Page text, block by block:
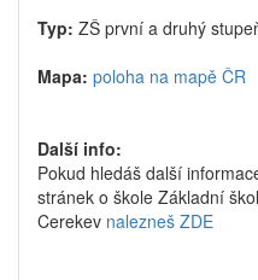
Typ: ZŠ první a druhý
Mapa: poloha na mapě ČR
Další info:
Pokud hledáš další
stránek o škole Základní
Cerekev nalezneš ZDE